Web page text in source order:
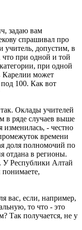
задаю вам
спрашивал про
учитель, допустим, в
при одной и той
при одной
Карелии может
100. Как вот
Оклады учителей
в ряде случаев выше
изменилась, - честно
времени
доля полномочий по
отдана в регионы.
У Республики Алтай
вас, если, например,
то что - это
Так получается, не у